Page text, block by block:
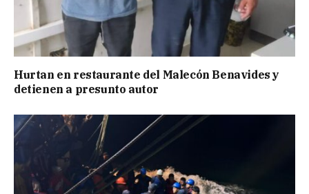
Hurtan en restaurante del Malecón Benavides y
detienen a presunto autor